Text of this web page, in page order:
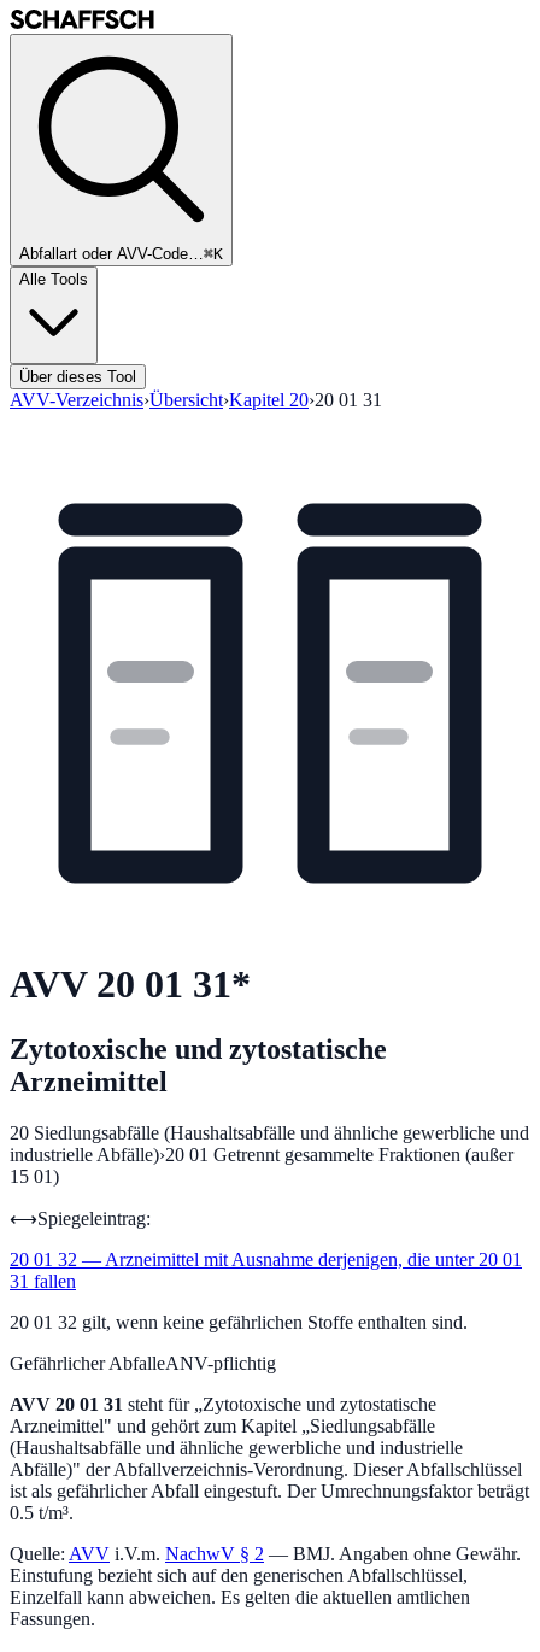
Abfallart oder AVV-Code…⌘K
Alle Tools
Über dieses Tool
AVV-Verzeichnis›Übersicht›Kapitel 20›20 01 31
AVV 20 01 31*
Zytotoxische und zytostatische
Arzneimittel
20 Siedlungsabfälle (Haushaltsabfälle und ähnliche gewerbliche und
industrielle Abfälle)›20 01 Getrennt gesammelte Fraktionen (außer
15 01)
⟷Spiegeleintrag:
20 01 32 — Arzneimittel mit Ausnahme derjenigen, die unter 20 01
31 fallen
20 01 32 gilt, wenn keine gefährlichen Stoffe enthalten sind.
Gefährlicher AbfalleANV-pflichtig
AVV 20 01 31 steht für „Zytotoxische und zytostatische
Arzneimittel" und gehört zum Kapitel „Siedlungsabfälle
(Haushaltsabfälle und ähnliche gewerbliche und industrielle
Abfälle)" der Abfallverzeichnis-Verordnung. Dieser Abfallschlüssel
ist als gefährlicher Abfall eingestuft. Der Umrechnungsfaktor beträgt
0.5 t/m³.
Quelle: AVV i.V.m. NachwV § 2 — BMJ. Angaben ohne Gewähr.
Einstufung bezieht sich auf den generischen Abfallschlüssel,
Einzelfall kann abweichen. Es gelten die aktuellen amtlichen
Fassungen.